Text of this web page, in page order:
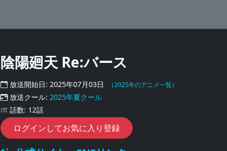
陰陽廻天 Re:バース
放送開始日: 2025年07月03日 （2025年のアニメ一覧）
放送クール: 2025年夏クール
話数: 12話
ログインしてお気に入り登録